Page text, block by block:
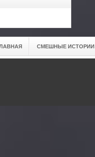
СМЕШНЫЕ ИСТОРИИ